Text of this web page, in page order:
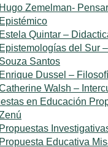
Hugo Zemelman-
Epistémico
Estela Quintar –
Epistemologías del Sur
Souza Santos
Enrique Dussel –
Walsh –
en Educación
Propuestas
Propuesta Educativa